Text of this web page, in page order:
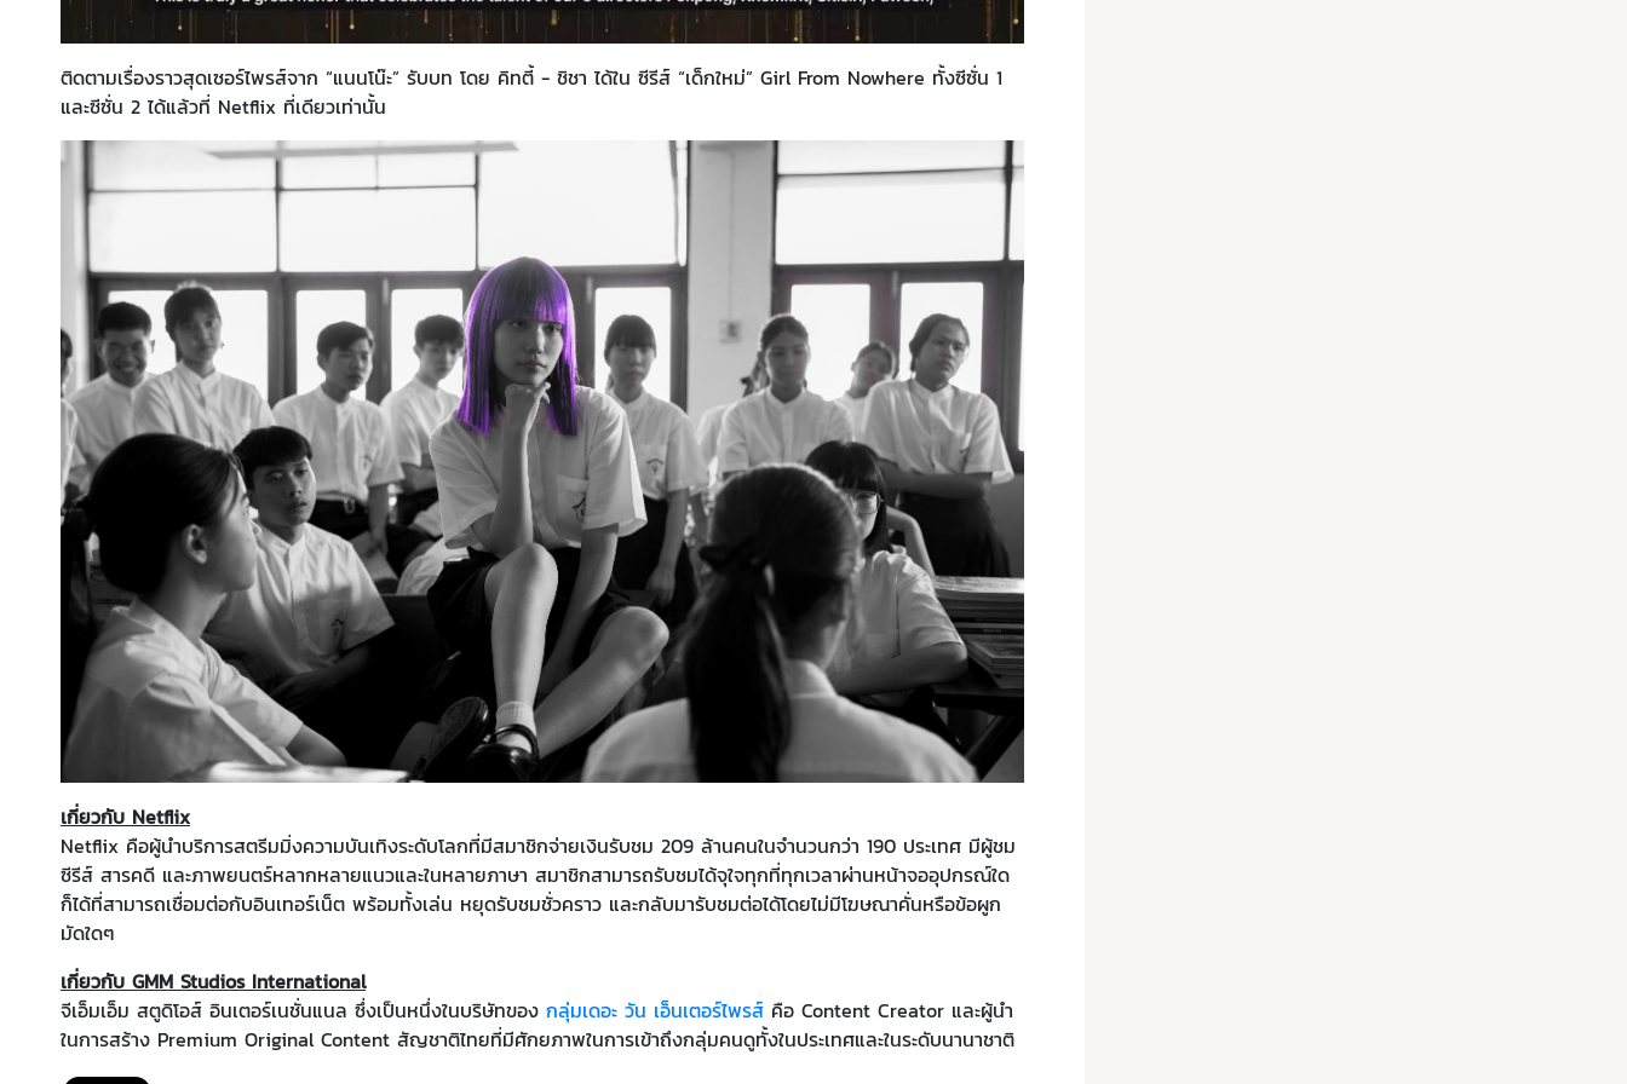
ติดตามเรื่องราวสุดเซอร์ไพรส์จาก “แนนโน๊ะ” รับบท โดย คิทตี้ - ชิชา ได้ใน ซีรีส์ “เด็กใหม่” Girl From Nowhere ทั้งซีซั่น 1
และซีซั่น 2 ได้แล้วที่ Netflix ที่เดียวเท่านั้น
เกี่ยวกับ Netflix
Netflix คือผู้นำบริการสตรีมมิ่งความบันเทิงระดับโลกที่มีสมาชิกจ่ายเงินรับชม 209 ล้านคนในจำนวนกว่า 190 ประเทศ มีผู้ชม
ซีรีส์ สารคดี และภาพยนตร์หลากหลายแนวและในหลายภาษา สมาชิกสามารถรับชมได้จุใจทุกที่ทุกเวลาผ่านหน้าจออุปกรณ์ใด
ก็ได้ที่สามารถเชื่อมต่อกับอินเทอร์เน็ต พร้อมทั้งเล่น หยุดรับชมชั่วคราว และกลับมารับชมต่อได้โดยไม่มีโฆษณาคั่นหรือข้อผูก
มัดใดๆ
เกี่ยวกับ GMM Studios International
จีเอ็มเอ็ม สตูดิโอส์ อินเตอร์เนชั่นแนล ซึ่งเป็นหนึ่งในบริษัทของ กลุ่มเดอะ วัน เอ็นเตอร์ไพรส์ คือ Content Creator และผู้นำ
ในการสร้าง Premium Original Content สัญชาติไทยที่มีศักยภาพในการเข้าถึงกลุ่มคนดูทั้งในประเทศและในระดับนานาชาติ